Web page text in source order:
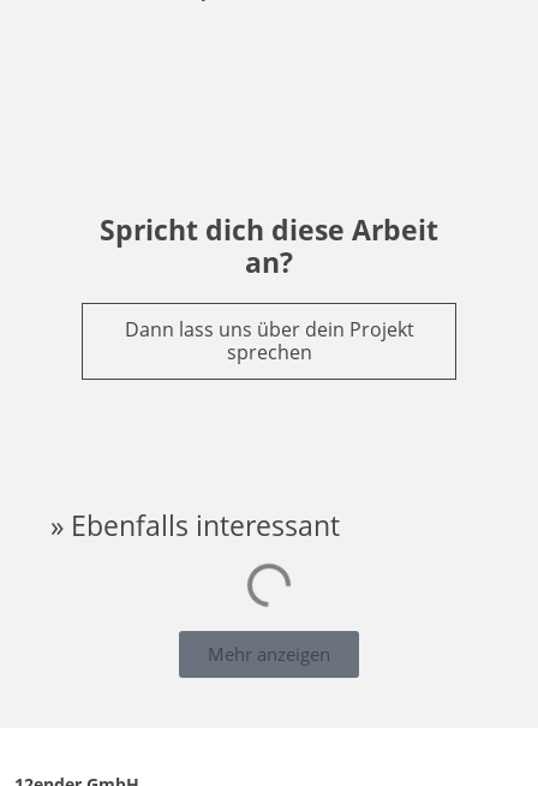
Spricht dich diese Arbeit
an?
Dann lass uns über dein Projekt
sprechen
» Ebenfalls interessant
Mehr anzeigen